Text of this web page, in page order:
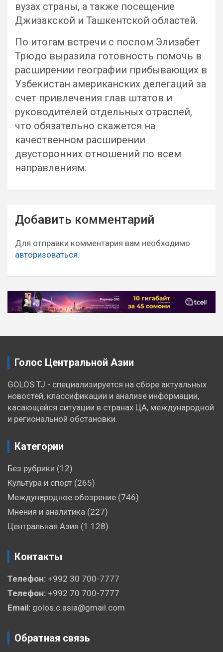
вузах страны, а также посещение
Джизакской и Ташкентской областей.
По итогам встречи с послом Элизабет
Трюдо выразила готовность помочь в
расширении географии прибывающих в
Узбекистан американских делегаций за
счет привлечения глав штатов и
руководителей отдельных отраслей,
что обязательно скажется на
качественном расширении
двусторонних отношений по всем
направлениям.
Навигация
по
записям
Добавить комментарий
Для отправки комментария вам необходимо
авторизоваться.
Голос Центральной Азии
GOLOS.TJ - специализируется на сборе актуальных
новостей, классификации и анализе информации,
касающейся ситуации в странах ЦА, международной
и региональной обстановки.
Категории
Без рубрики (12)
Культура и спорт (265)
Международное обозрение (746)
Мнения и аналитика (227)
Центральная Азия (1 128)
Контакты
Телефон: +992 30 700-7777
Телефон: +992 70 700-7777
Email: golos.c.asia@gmail.com
Обратная связь